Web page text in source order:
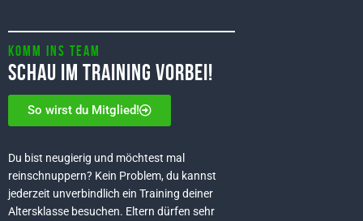
Komm ins Team
Schau im Training vorbei!
So wirst du Mitglied!
Du bist neugierig und möchtest mal
reinschnuppern? Kein Problem, du kannst
jederzeit unverbindlich ein Training deiner
Altersklasse besuchen. Eltern dürfen sehr